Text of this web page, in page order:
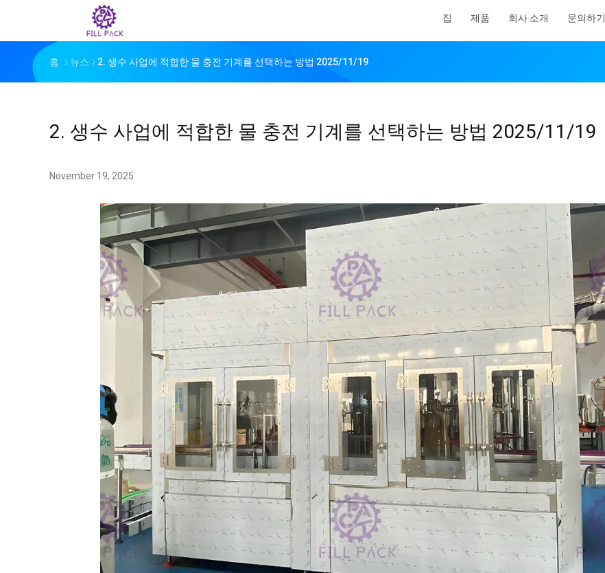
집 제품 회사 소개 문의하기
홈 뉴스 2. 생수 사업에 적합한 물 충전 기계를 선택하는 방법 2025/11/19
2. 생수 사업에 적합한 물 충전 기계를 선택하는 방법 2025/11/19
November 19, 2025